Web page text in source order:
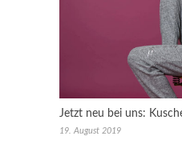
Jetzt neu bei uns:
19. August 2019